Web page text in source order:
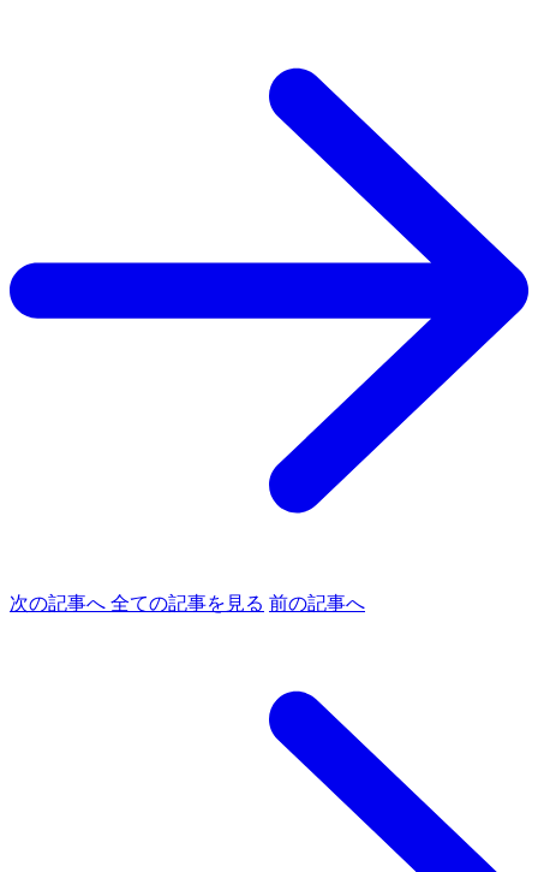
次の記事へ 全ての記事を見る 前の記事へ